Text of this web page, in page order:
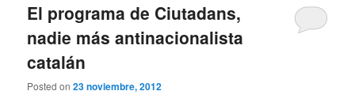
El programa de Ciutadans,
nadie más antinacionalista
catalán
Posted on23 noviembre, 2012